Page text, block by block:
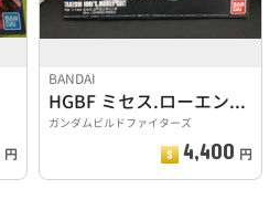
円
BANDAI
HGBF ミセス.ローエングリン子
ガンダムビルドファイターズ
4,400 円